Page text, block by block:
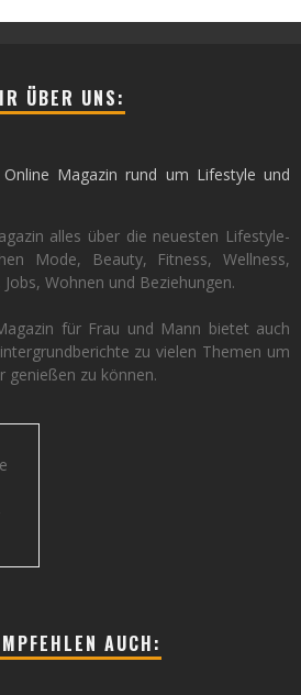
ÜBER UNS:
Magazin rund um Lifestyle und
alles über die neuesten Lifestyle-
Mode, Beauty, Fitness, Wellness,
Wohnen und Beziehungen.
für Frau und Mann bietet auch
zu vielen Themen um
genießen zu können.
AUCH: